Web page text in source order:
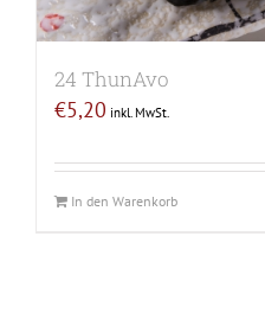
24 ThunAvo
€5,20 inkl. MwSt.
In den Warenkorb